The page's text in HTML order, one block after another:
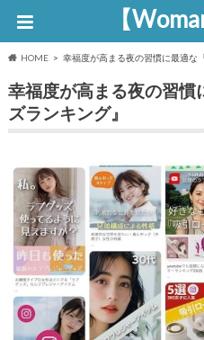
【
HOME 幸福度が高まる夜の習慣に最適な
幸福度が高まる夜の習慣
ズランキング』